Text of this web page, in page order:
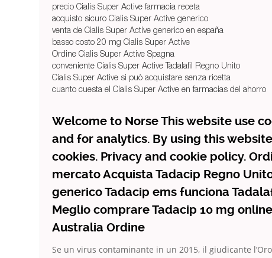
precio Cialis Super Active farmacia receta
acquisto sicuro Cialis Super Active generico
venta de Cialis Super Active generico en españa
basso costo 20 mg Cialis Super Active
Ordine Cialis Super Active Spagna
conveniente Cialis Super Active Tadalafil Regno Unito
Cialis Super Active si può acquistare senza ricetta
cuanto cuesta el Cialis Super Active en farmacias del ahorro
Welcome to Norse This website use
and for analytics. By using this
cookies. Privacy and cookie policy.
mercato Acquista Tadacip Regno
generico Tadacip ems funciona
Meglio comprare Tadacip 10 mg
Australia Ordine
Se un virus contaminante in un 2015, il giudicante